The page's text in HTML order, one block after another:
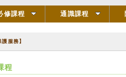
修課程 通識課程
服務】
程